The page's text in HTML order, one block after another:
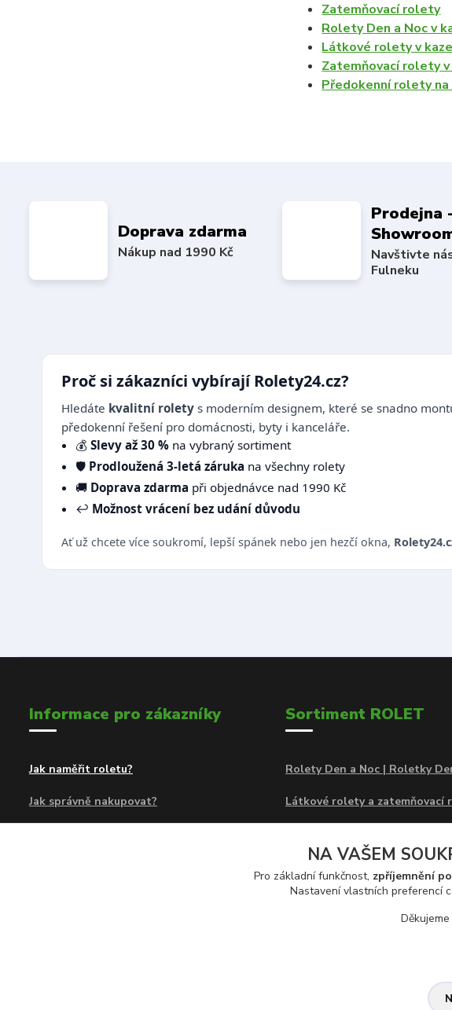
Zatemňovací rolety
Rolety Den a Noc v
Látkové rolety v
Zatemňovací rolety
Předokenní rolety na
Doprava zdarma
Nákup nad 1990 Kč
Prodejna -
Navštivte
Fulneku
Proč si zákazníci vybírají Rolety24.cz?
Hledáte kvalitní rolety s moderním designem, které se snadno
předokenní řešení pro domácnosti, byty i kanceláře.
💰 Slevy až 30 %na vybraný sortiment
🛡️ Prodloužená 3-letá záruka na všechny rolety
🚚 Doprava zdarma při objednávce nad 1990 Kč
↩️ Možnost vrácení bez udání důvodu
Ať už chcete více soukromí, lepší spánek nebo jen hezčí okna,
Informace pro zákazníky
Jak naměřit roletu?
Jak správně nakupovat?
Sortiment ROLET
Rolety Den a Noc | Roletky
Látkové rolety a zatemňovací
Předokenní rolety na zeď
NA VAŠEM
Pro základní funkčnost, zpříjemnění
Nastavení vlastních preferencí